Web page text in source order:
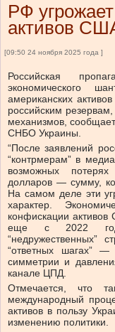
РФ
активов
[09:50 24 ноября 2025 года ]
Российская
экономического
американских
российским
механизмов,
СНБО Украины.
“После заявлений
“контрмерам” в
возможных
долларов — сумму,
На самом деле эти
характер.
конфискации
еще с 2022 года
“недружественных”
“ответных шагах”
симметрии и
канале ЦПД.
Отмечается, что
международный
активов в пользу
изменению политики.